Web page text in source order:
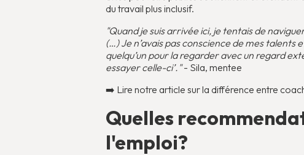
du travail plus inclusif.
"Quand je suis arrivée ici, je tentais de
(…) Je n’avais pas conscience de mes talents
quelqu’un pour la regarder avec un regard
essayer celle-ci’."- Sila, mentee
➡️ Lire notre article sur la différence entre
Quelles
l'emploi?